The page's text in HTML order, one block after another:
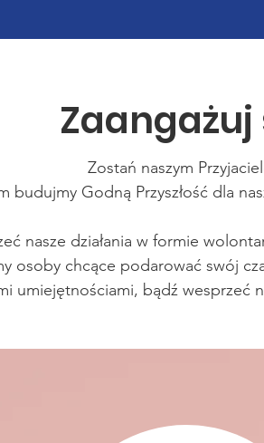
Zaangażuj
Zostań naszym
budujmy Godną Przyszłość dla
nasze działania w formie
osoby chcące podarować swój
umiejętnościami, bądź wesprzeć